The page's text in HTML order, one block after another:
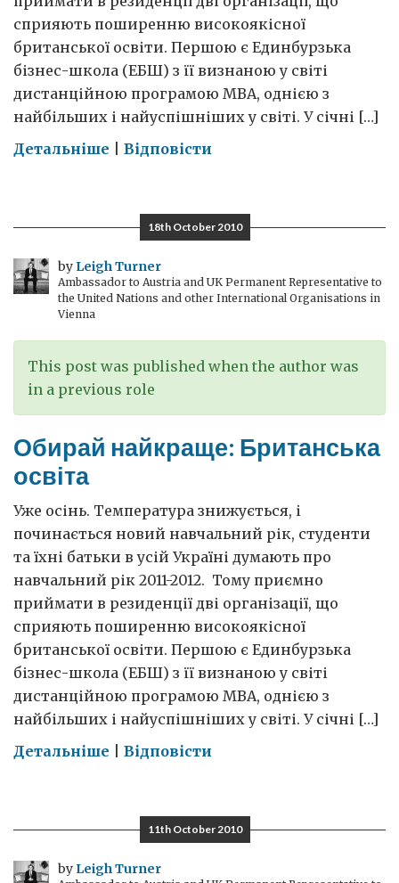
сприяють поширенню високоякісної
британської освіти. Першою є Единбурзька
бізнес-школа (ЕБШ) з її визнаною у світі
дистанційною програмою MBA, однією з
найбільших і найуспішніших у світі. У січні […]
Детальніше on
Британська
освіта
Відповісти
18th October 2010
by Leigh Turner
Ambassador to Austria and UK Permanent Representative to
the United Nations and other International Organisations in
Vienna
This post was published when the author was
in a previous role
Обирай найкраще: Британська
освіта
Уже осінь. Температура знижується, і
починається новий навчальний рік, студенти
та їхні батьки в усій Україні думають про
навчальний рік 2011-2012. Тому приємно
приймати в резиденції дві організації, що
сприяють поширенню високоякісної
британської освіти. Першою є Единбурзька
бізнес-школа (ЕБШ) з її визнаною у світі
дистанційною програмою MBA, однією з
найбільших і найуспішніших у світі. У січні […]
Детальніше on
Британська
освіта
Відповісти
11th October 2010
by Leigh Turner